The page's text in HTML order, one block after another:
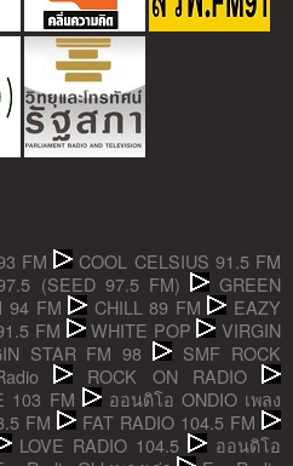
FM
COOL CELSIUS 91.5 FM
(SEED 97.5 FM)
GREEN
94 FM CHILL 89 FM
EAZY
FM WHITE POP
VIRGIN
STAR FM 98
SMF ROCK
ROCK ON RADIO
103 FM
ออนดิโอ ONDIO เพลง
FM
FAT RADIO 104.5 FM
LOVE RADIO 104.5
ออนดิโอ